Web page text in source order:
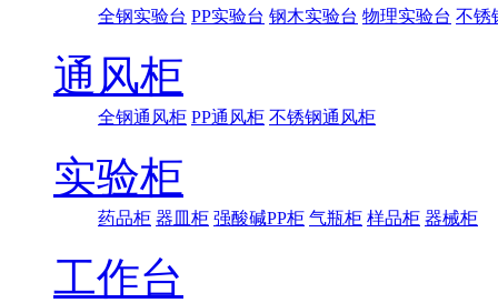
全钢实验台 PP实验台 钢木实验台 物理实验台 不锈
通风柜
全钢通风柜 PP通风柜 不锈钢通风柜
实验柜
药品柜 器皿柜 强酸碱PP柜 气瓶柜 样品柜 器械柜
工作台